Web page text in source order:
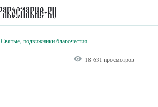
Святые, подвижники благочестия
18 631 просмотров